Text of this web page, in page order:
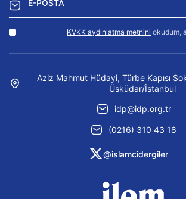
KVKK aydınlatma metnini okudum,
Aziz Mahmut Hüdayi, Türbe Kapısı
Üsküdar/İstanbul
idp@idp.org.tr
(0216) 310 43 18
@islamcidergiler